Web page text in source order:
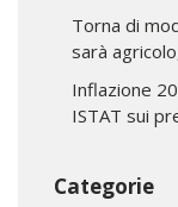
Torna di
sarà
Inflazione
ISTAT sui
Categorie